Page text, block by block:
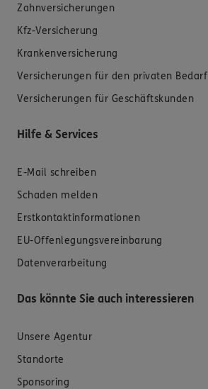
Zahnversicherungen
Kfz-Versicherung
Krankenversicherung
Versicherungen für den privaten Bedarf
Versicherungen für Geschäftskunden
Hilfe & Services
E-Mail schreiben
Schaden melden
Erstkontaktinformationen
EU-Offenlegungsvereinbarung
Datenverarbeitung
Das könnte Sie auch interessieren
Unsere Agentur
Standorte
Sponsoring